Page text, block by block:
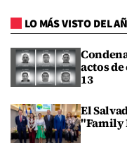
LO MÁS VISTO DEL
actos
13
El
"Family